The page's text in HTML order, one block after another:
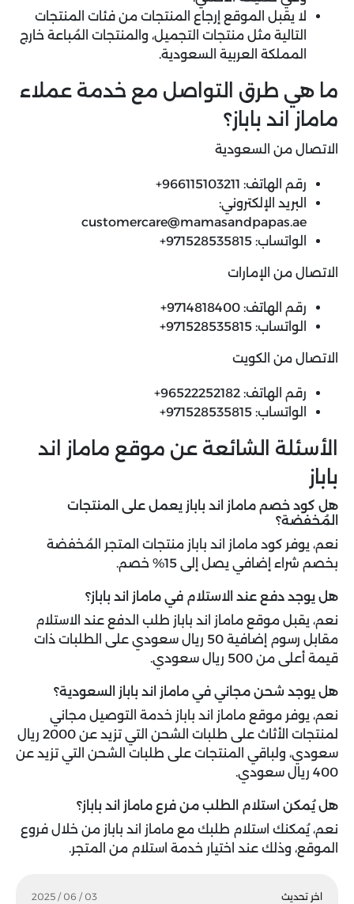
اخر تحديث 03 / 06 / 2025
لا يقبل الموقع إرجاع المنتجات من فئات المنتجات
التالية مثل منتجات التجميل، والمنتجات المُباعة خارج
المملكة العربية السعودية.
ما هي طرق التواصل مع خدمة عملاء
ماماز اند باباز؟
الاتصال من السعودية
رقم الهاتف: 966115103211+
البريد الإلكتروني:
customercare@mamasandpapas.ae
الواتساب: 971528535815+
الاتصال من الإمارات
رقم الهاتف: 9714818400+
الواتساب: 971528535815+
الاتصال من الكويت
رقم الهاتف: 96522252182+
الواتساب: 971528535815+
الأسئلة الشائعة عن موقع ماماز اند
باباز
هل كود خصم ماماز اند باباز يعمل على المنتجات
المُخفضة؟
نعم، يوفر كود ماماز اند باباز منتجات المتجر المُخفضة
بخصم شراء إضافي يصل إلى 15% خصم.
هل يوجد دفع عند الاستلام في ماماز اند باباز؟
نعم، يقبل موقع ماماز اند باباز طلب الدفع عند الاستلام
مقابل رسوم إضافية 50 ريال سعودي على الطلبات ذات
قيمة أعلى من 500 ريال سعودي.
هل يوجد شحن مجاني في ماماز اند باباز السعودية؟
نعم، يوفر موقع ماماز اند باباز خدمة التوصيل مجاني
لمنتجات الأثاث على طلبات الشحن التي تزيد عن 2000 ريال
سعودي، ولباقي المنتجات على طلبات الشحن التي تزيد عن
400 ريال سعودي.
هل يُمكن استلام الطلب من فرع ماماز اند باباز؟
نعم، يُمكنك استلام طلبك مع ماماز اند باباز من خلال فروع
الموقع، وذلك عند اختيار خدمة استلام من المتجر.